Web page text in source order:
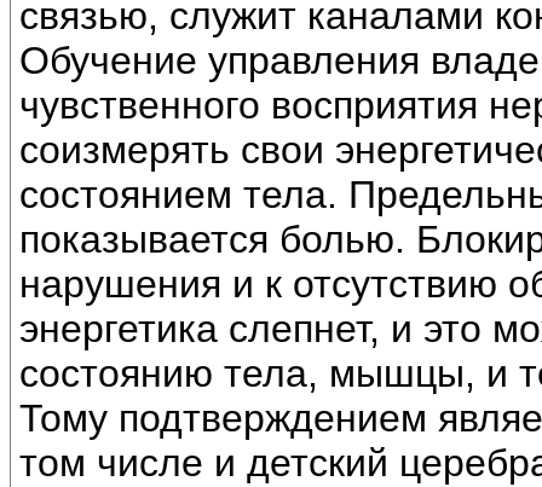
связью, служит каналами
Обучение управления
чувственного восприятия
соизмерять свои
состоянием тела.
показывается болью.
нарушения и к отсутствию
энергетика слепнет, и это
состоянию тела, мышцы, и
Тому подтверждением
том числе и детский